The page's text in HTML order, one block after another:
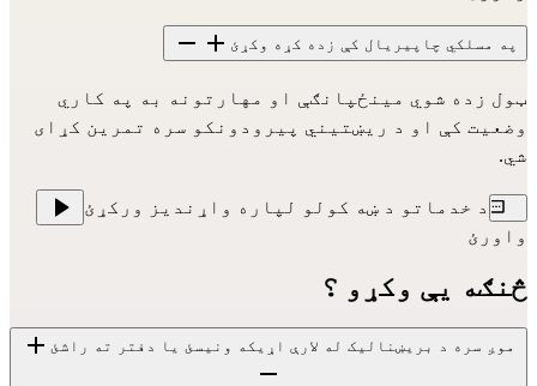
په مسلکي چاپیریال کې زده کړه وکړئ
ټول زده شوي مینځپانګې او مهارتونه به په کاري
وضعیت کې او د ریښتیني پیرودونکو سره تمرین کړای
شي.
د خدماتو د ښه کولو لپاره واړندیز ورکړئ
واورئ
څنګه یې وکړو ؟
موږ سره د بریښنالیک له لارې اړیکه ونیسئ یا دفتر ته راشئ